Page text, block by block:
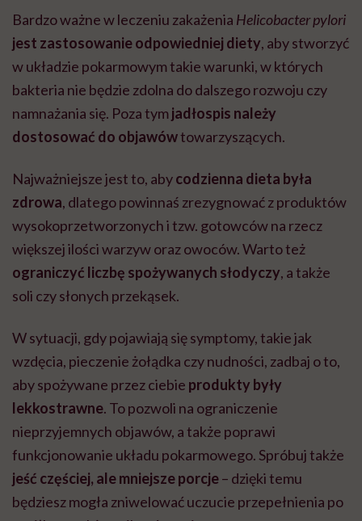
Bardzo ważne w leczeniu zakażenia Helicobacter pylori
jest zastosowanie odpowiedniej diety, aby stworzyć
w układzie pokarmowym takie warunki, w których
bakteria nie będzie zdolna do dalszego rozwoju czy
namnażania się. Poza tymjadłospis należy
dostosować do objawówtowarzyszących.
Najważniejsze jest to, abycodzienna dieta była
zdrowa, dlatego powinnaś zrezygnować z produktów
wysokoprzetworzonych i tzw. gotowców na rzecz
większej ilości warzyw oraz owoców. Warto też
ograniczyć liczbę spożywanych słodyczy, a także
soli czy słonych przekąsek.
W sytuacji, gdy pojawiają się symptomy, takie jak
wzdęcia, pieczenie żołądka czy nudności, zadbaj o to,
aby spożywane przez ciebie produkty były
lekkostrawne. To pozwoli na ograniczenie
nieprzyjemnych objawów, a także poprawi
funkcjonowanie układu pokarmowego. Spróbuj także
jeść częściej, ale mniejsze porcje– dzięki temu
będziesz mogła zniwelować uczucie przepełnienia po